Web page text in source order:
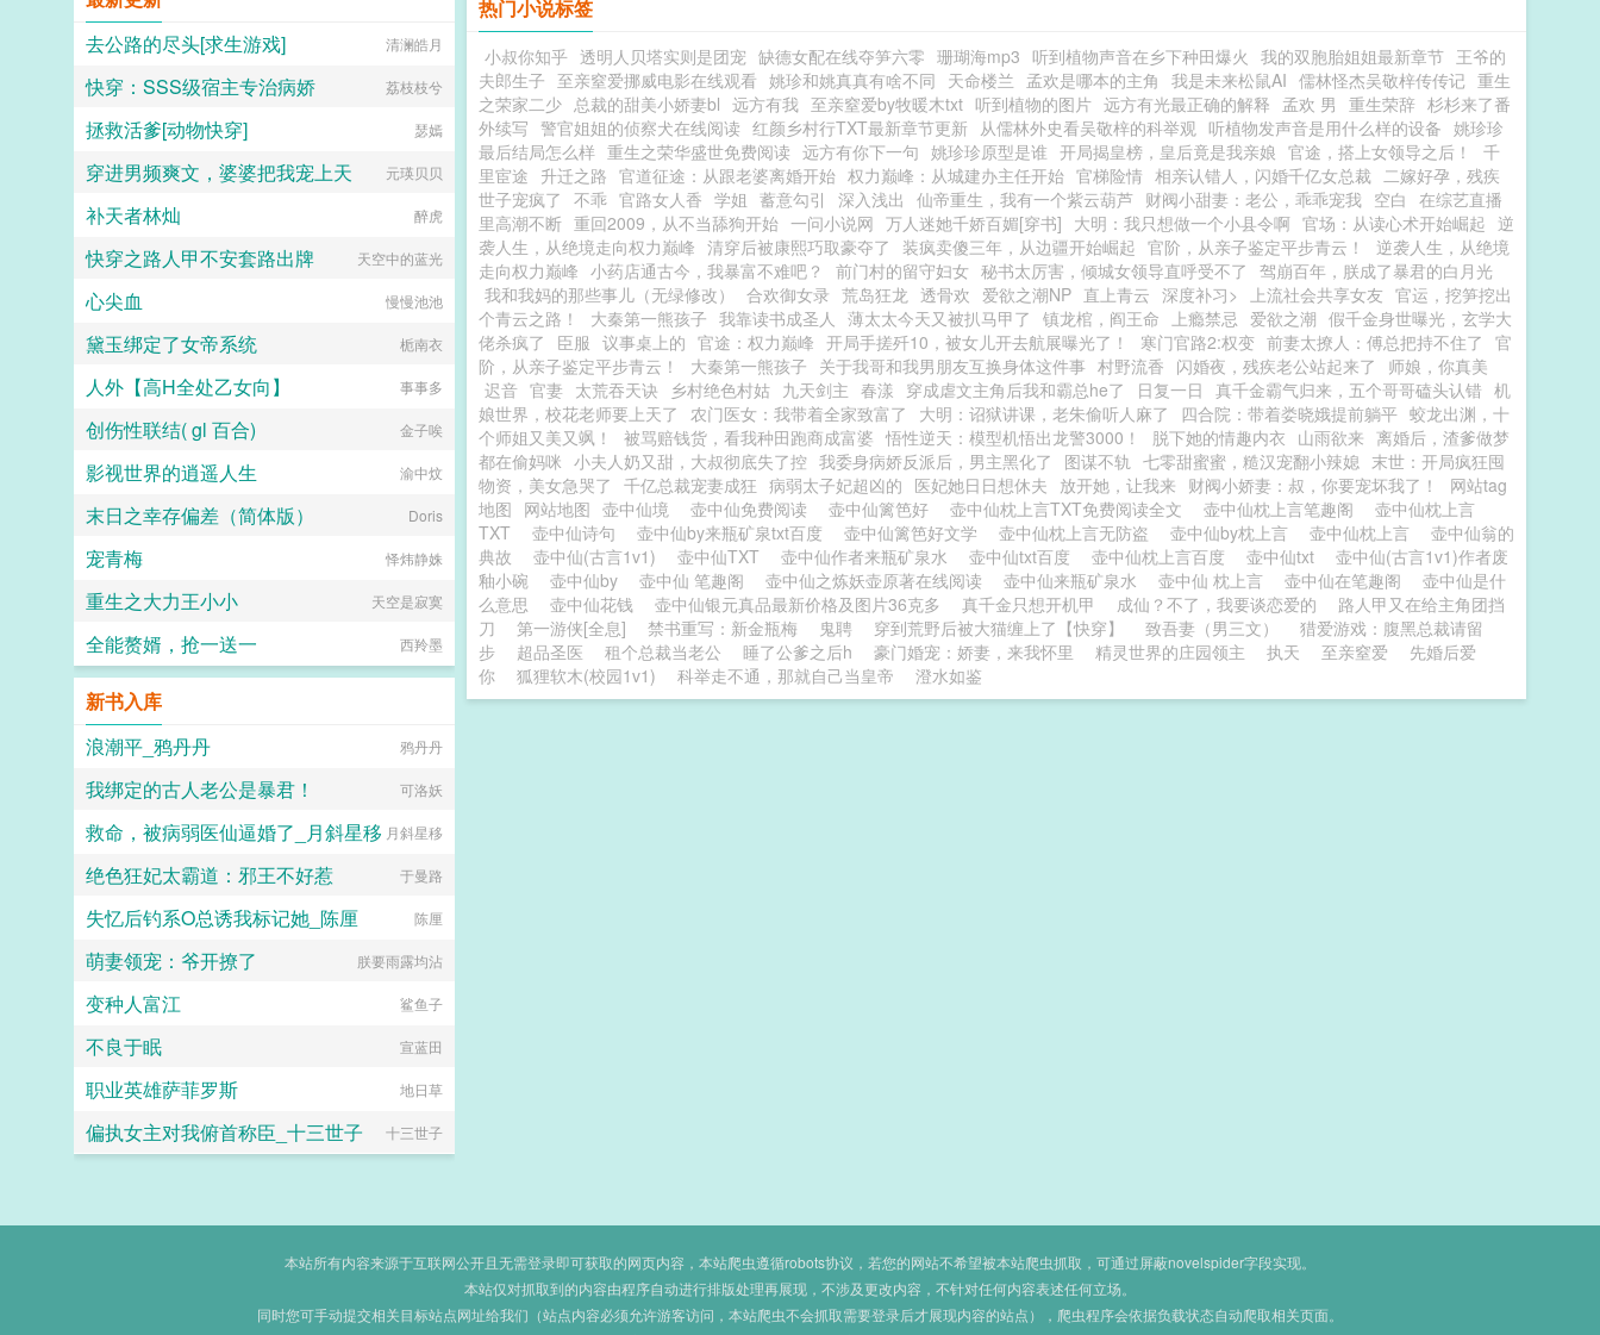
热门小说标签
小叔你知乎 透明人贝塔实则是团宠 缺德女配在线夺笋六零 珊瑚海mp3 听到植物声音在乡下种田爆火 我的双胞胎姐姐最新章节 王爷的
夫郎生子 至亲窒爱挪威电影在线观看 姚珍和姚真真有啥不同 天命楼兰 孟欢是哪本的主角 我是未来松鼠AI 儒林怪杰吴敬梓传传记 重生
之荣家二少 总裁的甜美小娇妻bl 远方有我 至亲窒爱by牧暖木txt 听到植物的图片 远方有光最正确的解释 孟欢 男 重生荣辞 杉杉来了番
外续写 警官姐姐的侦察犬在线阅读 红颜乡村行TXT最新章节更新 从儒林外史看吴敬梓的科举观 听植物发声音是用什么样的设备 姚珍珍
最后结局怎么样 重生之荣华盛世免费阅读 远方有你下一句 姚珍珍原型是谁 开局揭皇榜，皇后竟是我亲娘 官途，搭上女领导之后！
千
里宦途 升迁之路 官道征途：从跟老婆离婚开始 权力巅峰：从城建办主任开始 官梯险情 相亲认错人，闪婚千亿女总裁 二嫁好孕，残疾
世子宠疯了 不乖 官路女人香 学姐 蓄意勾引 深入浅出 仙帝重生，我有一个紫云葫芦 财阀小甜妻：老公，乖乖宠我 空白 在综艺直播
里高潮不断 重回2009，从不当舔狗开始 一问小说网 万人迷她千娇百媚[穿书] 大明：我只想做一个小县令啊 官场：从读心术开始崛起 逆
袭人生，从绝境走向权力巅峰 清穿后被康熙巧取豪夺了 装疯卖傻三年，从边疆开始崛起 官阶，从亲子鉴定平步青云！
逆袭人生，从绝境
走向权力巅峰 小药店通古今，我暴富不难吧？ 前门村的留守妇女 秘书太厉害，倾城女领导直呼受不了 驾崩百年，朕成了暴君的白月光
我和我妈的那些事儿（无绿修改）
合欢御女录 荒岛狂龙 透骨欢 爱欲之潮NP 直上青云 深度补习> 上流社会共享女友 官运，挖笋挖出
个青云之路！
大秦第一熊孩子 我靠读书成圣人 薄太太今天又被扒马甲了 镇龙棺，阎王命 上瘾禁忌 爱欲之潮 假千金身世曝光，玄学大
佬杀疯了
臣服 议事桌上的 官途：权力巅峰 开局手搓歼10，被女儿开去航展曝光了！ 寒门官路2:权变 前妻太撩人：傅总把持不住了 官
阶，从亲子鉴定平步青云！
大秦第一熊孩子 关于我哥和我男朋友互换身体这件事 村野流香 闪婚夜，残疾老公站起来了
师娘，你真美
迟音 官妻 太荒吞天诀 乡村绝色村姑 九天剑主 春漾 穿成虐文主角后我和霸总he了 日复一日 真千金霸气归来，五个哥哥磕头认错 机
娘世界，校花老师要上天了 农门医女：我带着全家致富了 大明：诏狱讲课，老朱偷听人麻了 四合院：带着娄晓娥提前躺平 蛟龙出渊，十
个师姐又美又飒！
被骂赔钱货，看我种田跑商成富婆 悟性逆天：模型机悟出龙警3000！ 脱下她的情趣内衣 山雨欲来 离婚后，渣爹做梦
都在偷妈咪 小夫人奶又甜，大叔彻底失了控 我委身病娇反派后，男主黑化了 图谋不轨 七零甜蜜蜜，糙汉宠翻小辣媳 末世：开局疯狂囤
物资，美女急哭了 千亿总裁宠妻成狂 病弱太子妃超凶的 医妃她日日想休夫 放开她，让我来 财阀小娇妻：叔，你要宠坏我了！
网站tag
地图 网站地图 壶中仙境 壶中仙免费阅读 壶中仙篱笆好 壶中仙枕上言TXT免费阅读全文 壶中仙枕上言笔趣阁
壶中仙枕上言
TXT
壶中仙诗句 壶中仙by来瓶矿泉txt百度 壶中仙篱笆好文学 壶中仙枕上言无防盗 壶中仙by枕上言 壶中仙枕上言
壶中仙翁的
典故
壶中仙(古言1v1) 壶中仙TXT 壶中仙作者来瓶矿泉水 壶中仙txt百度 壶中仙枕上言百度 壶中仙txt
壶中仙(古言1v1)作者废
釉小碗
壶中仙by 壶中仙 笔趣阁 壶中仙之炼妖壶原著在线阅读 壶中仙来瓶矿泉水 壶中仙 枕上言 壶中仙在笔趣阁
壶中仙是什
么意思
壶中仙花钱 壶中仙银元真品最新价格及图片36克多 真千金只想开机甲 成仙？不了，我要谈恋爱的
路人甲又在给主角团挡
刀
第一游侠[全息] 禁书重写：新金瓶梅 鬼聘 穿到荒野后被大猫缠上了【快穿】 致吾妻（男三文）
猎爱游戏：腹黑总裁请留
步
超品圣医 租个总裁当老公 睡了公爹之后h 豪门婚宠：娇妻，来我怀里 精灵世界的庄园领主 执天 至亲窒爱
先婚后爱
你
狐狸软木(校园1v1) 科举走不通，那就自己当皇帝 澄水如鉴
去公路的尽头[求生游戏]
清澜皓月
快穿：SSS级宿主专治病娇 荔枝枝兮
拯救活爹[动物快穿] 瑟嫣
穿进男频爽文，婆婆把我宠上天 元瑛贝贝
补天者林灿 醉虎
快穿之路人甲不安套路出牌 天空中的蓝光
心尖血 慢慢池池
黛玉绑定了女帝系统 栀南衣
人外【高H全处乙女向】 事事多
创伤性联结( gl 百合) 金子唉
影视世界的逍遥人生 渝中炆
末日之幸存偏差（简体版） Doris
宠青梅 怿炜静姝
重生之大力王小小 天空是寂寞
全能赘婿，抢一送一 西羚墨
新书入库
浪潮平_鸦丹丹
鸦丹丹
我绑定的古人老公是暴君！ 可洛妖
救命，被病弱医仙逼婚了_月斜星移 月斜星移
绝色狂妃太霸道：邪王不好惹 于曼路
失忆后钓系O总诱我标记她_陈厘 陈厘
萌妻领宠：爷开撩了 朕要雨露均沾
变种人富江 鲨鱼子
不良于眠 宣蓝田
职业英雄萨菲罗斯 地日草
偏执女主对我俯首称臣_十三世子 十三世子
本站所有内容来源于互联网公开且无需登录即可获取的网页内容，本站爬虫遵循robots协议，若您的网站不希望被本站爬虫抓取，可通过屏蔽novelspider字段实现。
本站仅对抓取到的内容由程序自动进行排版处理再展现，不涉及更改内容，不针对任何内容表述任何立场。
同时您可手动提交相关目标站点网址给我们（站点内容必须允许游客访问，本站爬虫不会抓取需要登录后才展现内容的站点），爬虫程序会依据负载状态自动爬取相关页面。